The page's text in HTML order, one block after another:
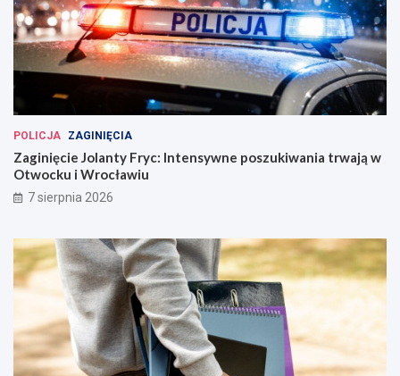
POLICJA ZAGINIĘCIA
Zaginięcie Jolanty Fryc: Intensywne poszukiwania trwają w
Otwocku i Wrocławiu
7 sierpnia 2026